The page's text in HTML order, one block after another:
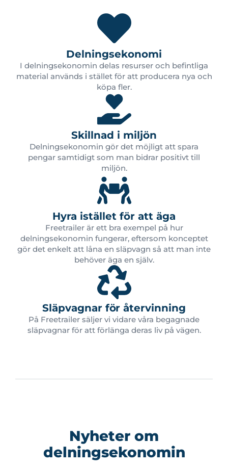
Delningsekonomi
I delningsekonomin delas resurser och befintliga
material används i stället för att producera nya och
köpa fler.
Skillnad i miljön
Delningsekonomin gör det möjligt att spara
pengar samtidigt som man bidrar positivt till
miljön.
Hyra istället för att äga
Freetrailer är ett bra exempel på hur
delningsekonomin fungerar, eftersom konceptet
gör det enkelt att låna en släpvagn så att man inte
behöver äga en själv.
Släpvagnar för återvinning
På Freetrailer säljer vi vidare våra begagnade
släpvagnar för att förlänga deras liv på vägen.
Nyheter om
delningsekonomin